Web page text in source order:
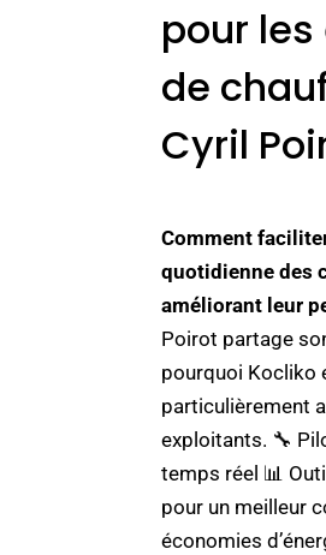
pour
de
Cyril
Comment
quotidienne des
améliorant leur
Poirot partage
pourquoi Kocliko
particulièrement
exploitants. 🔧
temps réel 📊
pour un meilleur
économies